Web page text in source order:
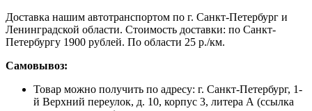
Доставка нашим автотранспортом по г. Санкт-Петербург и
Ленинградской области. Стоимость доставки: по Санкт-
Петербургу 1900 рублей. По области 25 р./км.
Самовывоз:
Товар можно получить по адресу: г. Санкт-Петербург, 1-
й Верхний переулок, д. 10, корпус 3, литера А (ссылка